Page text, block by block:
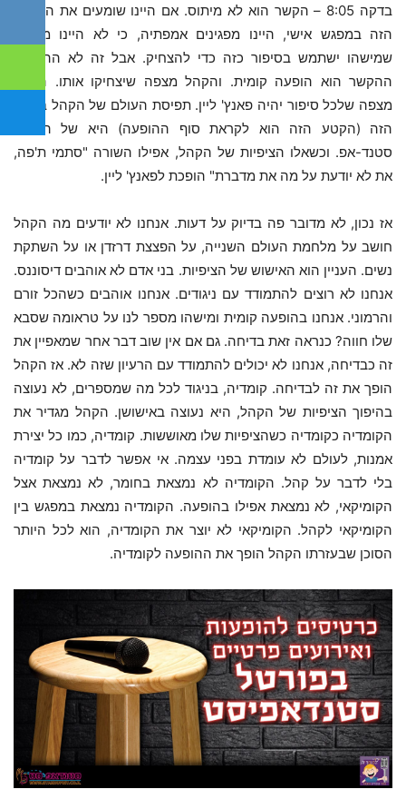
בדקה 8:05 – הקשר הוא לא מיתוס. אם היינו שומעים את הסיפור
הזה במפגש אישי, היינו מפגינים אמפתיה, כי לא היינו מצפים
שמישהו ישתמש בסיפור כזה כדי להצחיק. אבל זה לא ההקשר.
ההקשר הוא הופעה קומית. והקהל מצפה שיצחיקו אותו. הקהל
מצפה שלכל סיפור יהיה פאנץ' ליין. תפיסת העולם של הקהל בשלב
הזה (הקטע הזה הוא לקראת סוף ההופעה) היא של הופעת
סטנד-אפ. וכשאלו הציפיות של הקהל, אפילו השורה "סתמי ת'פה,
את לא יודעת על מה את מדברת" הופכת לפאנץ' ליין.
אז נכון, לא מדובר פה בדיוק על דעות. אנחנו לא יודעים מה הקהל
חושב על מלחמת העולם השנייה, על הפצצת דרזדן או על השתקת
נשים. העניין הוא האישוש של הציפיות. בני אדם לא אוהבים דיסוננס.
אנחנו לא רוצים להתמודד עם ניגודים. אנחנו אוהבים כשהכל זורם
והרמוני. אנחנו בהופעה קומית ומישהו מספר לנו על טראומה שסבא
שלו חווה? כנראה זאת בדיחה. גם אם אין שוב דבר אחר שמאפיין את
זה כבדיחה, אנחנו לא יכולים להתמודד עם הרעיון שזה לא. אז הקהל
הופך את זה לבדיחה. קומדיה, בניגוד לכל מה שמספרים, לא נעוצה
בהיפוך הציפיות של הקהל, היא נעוצה באישושן. הקהל מגדיר את
הקומדיה כקומדיה כשהציפיות שלו מאוששות. קומדיה, כמו כל יצירת
אמנות, לעולם לא עומדת בפני עצמה. אי אפשר לדבר על קומדיה
בלי לדבר על קהל. הקומדיה לא נמצאת בחומר, לא נמצאת אצל
הקומיקאי, לא נמצאת אפילו בהופעה. הקומדיה נמצאת במפגש בין
הקומיקאי לקהל. הקומיקאי לא יוצר את הקומדיה, הוא לכל היותר
הסוכן שבעזרתו הקהל הופך את ההופעה לקומדיה.